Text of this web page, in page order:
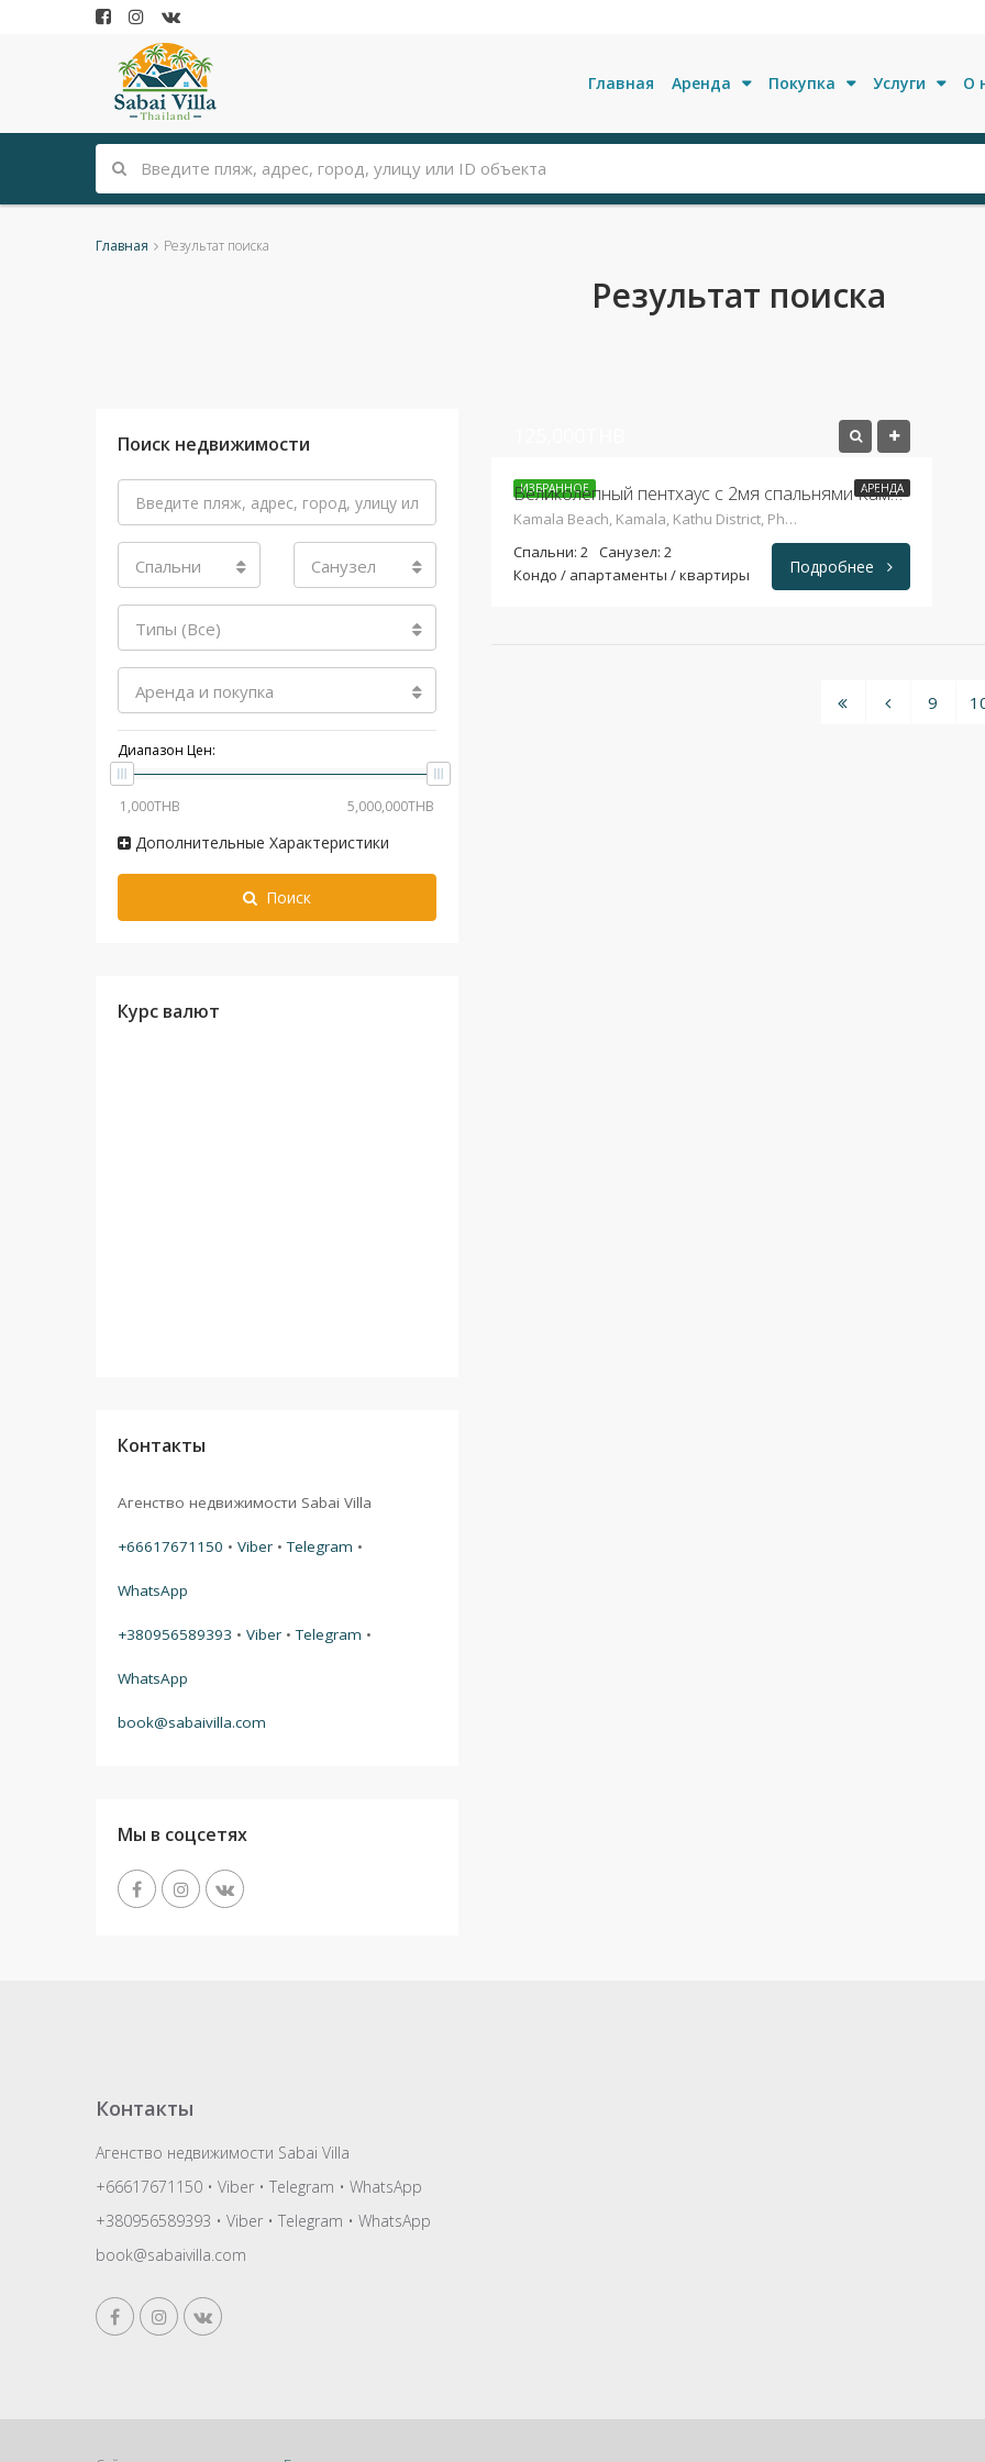
Главная Аренда Покупка Услуги О
Главная Результат поиска
Результат поиска
ИЗБРАННОЕ АРЕНДА
Великолепный пентхаус с 2мя спальнями Камала
Kamala Beach, Kamala, Kathu District, Phuket 83120, Таиланд
Спальни: 2 Санузел: 2
Кондо / апартаменты / квартиры
Подробнее
9
Поиск недвижимости
Спальни Санузел
Типы (Все)
Аренда и покупка
Диапазон Цен:
Дополнительные Характеристики
Поиск
Курс валют
Контакты
Агенство недвижимости Sabai Villa
+66617671150 • Viber •Telegram •
WhatsApp
+380956589393 • Viber •Telegram •
WhatsApp
book@sabaivilla.com
Мы в соцсетях
Контакты
Агенство недвижимости Sabai Villa
+66617671150 • Viber • Telegram • WhatsApp
+380956589393 • Viber • Telegram • WhatsApp
book@sabaivilla.com